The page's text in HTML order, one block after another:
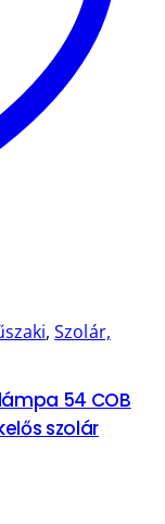
,Szolár,
54 COB
szolár